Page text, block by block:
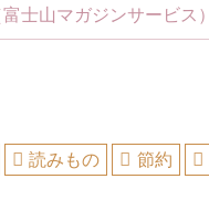
士山マガジンサービス）
読みもの 節約